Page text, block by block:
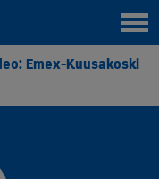
Emex-Kuusakoski